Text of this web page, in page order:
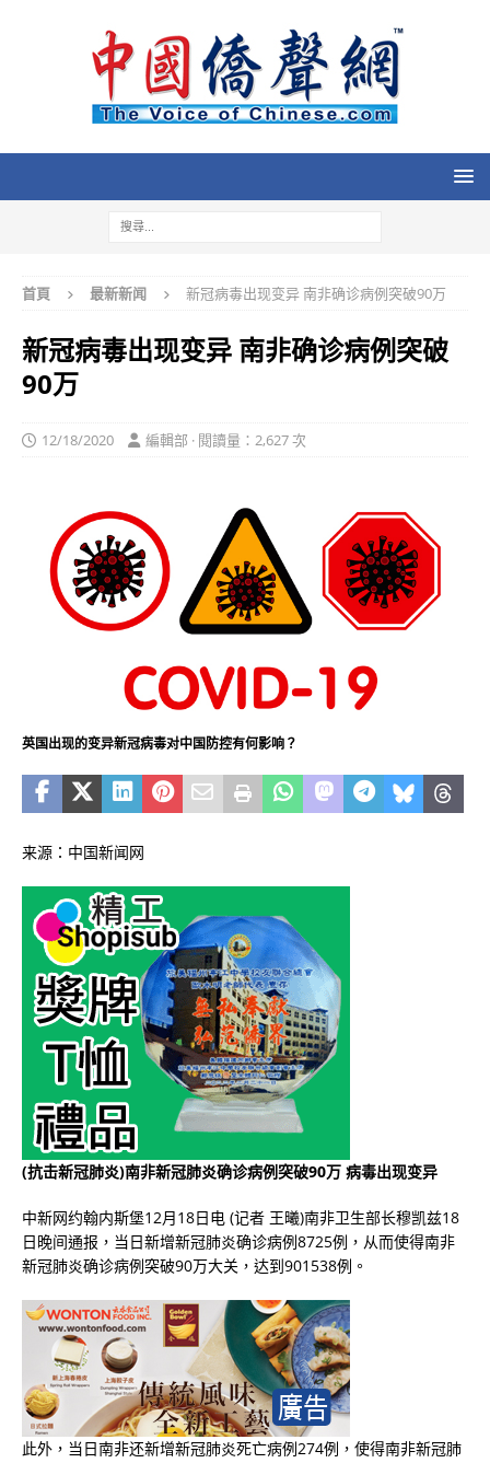
首頁 最新新闻 新冠病毒出现变异 南非确诊病例突破90万
新冠病毒出现变异 南非确诊病例突破
90万
12/18/2020 編輯部 · 閱讀量：2,627 次
英国出现的变异新冠病毒对中国防控有何影响？
来源：中国新闻网
(抗击新冠肺炎)南非新冠肺炎确诊病例突破90万 病毒出现变异
中新网约翰内斯堡12月18日电 (记者 王曦)南非卫生部长穆凯兹18
日晚间通报，当日新增新冠肺炎确诊病例8725例，从而使得南非
新冠肺炎确诊病例突破90万大关，达到901538例。
此外，当日南非还新增新冠肺炎死亡病例274例，使得南非新冠肺